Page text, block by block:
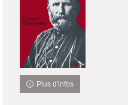
Plus d'infos